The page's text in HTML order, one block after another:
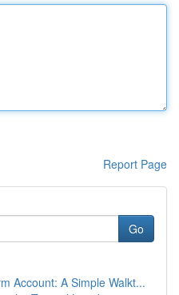
Report Page
Go
Account: A Simple Walkt...